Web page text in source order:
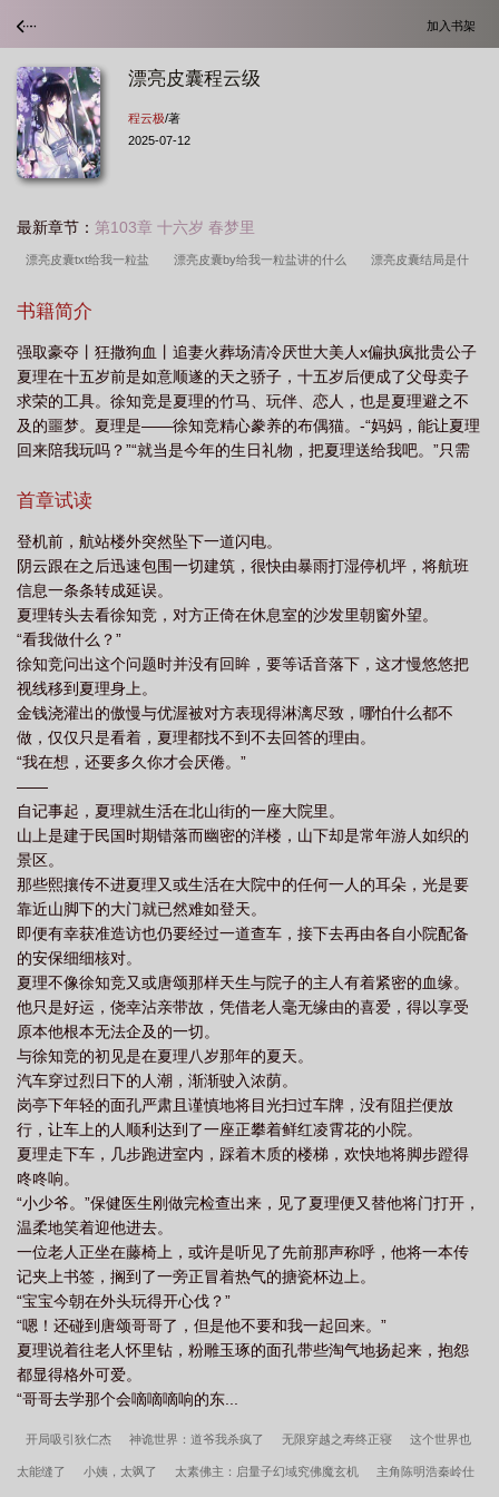
加入书架
漂亮皮囊程云级
程云极/著
2025-07-12
最新章节： 第103章 十六岁 春梦里
漂亮皮囊txt给我一粒盐 漂亮皮囊by给我一粒盐讲的什么 漂亮皮囊结局是什
亮 漂亮皮囊千篇一律
的皮囊是什么意思 漂亮皮囊百度 漂亮皮囊讲的是什么 漂亮皮囊是BE还是
HE结局 漂亮皮囊讲了什么 漂亮皮囊在线阅读 漂亮皮囊喻唯仪免费阅读笔
趣阁 漂亮皮囊TXT给我一粒盐 漂亮皮囊推文 漂亮皮囊三个结局 漂亮皮
囊讲的什么故事 漂亮皮囊结局 漂亮皮囊by给我一粒盐讲了什么 漂亮皮囊
喻唯仪 漂亮皮囊by给我一粒盐结局是什么
免费阅读 漂亮皮囊番外
阁 漂亮皮囊by给我一粒盐免费阅读讲的什么 漂亮皮囊千千万下一句
皮囊简介 有趣灵魂万里挑一
粒盐讲的什么 漂亮皮囊程云级
程云免费阅读极 漂亮皮囊by请给我一粒盐 有趣的灵魂 漂亮皮囊给我一粒
盐txt免费阅读 漂亮皮囊by 漂亮皮囊TXT 漂亮的皮囊千篇一律下一句是什
仪 漂亮皮囊程云极 漂亮皮囊给我一粒盐免费阅读
笔趣阁 漂亮皮囊by给我一粒盐多少字
书籍简介
强取豪夺丨狂撒狗血丨追妻火葬场清冷厌世大美人x偏执疯批贵公子
夏理在十五岁前是如意顺遂的天之骄子，十五岁后便成了父母卖子
求荣的工具。徐知竞是夏理的竹马、玩伴、恋人，也是夏理避之不
及的噩梦。夏理是——徐知竞精心豢养的布偶猫。-“妈妈，能让夏理
回来陪我玩吗？”“就当是今年的生日礼物，把夏理送给我吧。”只需
的条件。仅仅不到一个月，危机就化作了一次令人心惊的机遇。而
夏理。“夏理，只要你听话，妈妈很快就会接你回家。”从这天起，夏
理成为了徐知竞的所有物，谁也不能碰，谁也抢不走。-徐知竞傲慢
地以为夏理永远都会是自己手中的牵线玩偶。然而真正想要逃走的
人哪是关得住的。夏理在某个寻常的夜晚彻底消失，哪怕徐知竞翻
遍整座城市也没能再将他找回来。重逢已是三年后。熟悉的身影猝
不及防闯入眼底。酒会散场，徐知竞眼睁睁看着夏理随另一个男人
坐上一辆幻影。他骗了自己三年，所谓的余情未了不过是心有不
甘。可一切伪装终究随着夏理的出现而破碎。徐知竞嫉妒、愤懑、
斯文崩盘。他无法自控地追了上去，紧紧攥住夏理的手腕，将日思
夜想的人又一次压在了晦暗的角落。“你是不是就只有这点本事？！”
“既然如此，还从我身边逃什么？”-三年后的重逢，夏理早已不像曾
经那样无措。他回眸，将指尖一寸寸从对方的掌心抽离。“徐知竞。”
“我们之间……早就结束了吧？”————食用说明：1.1v1，双洁。
2.受有点自毁倾向。3.攻前期没嘴，但占有欲爆棚，且狂给老婆花
钱。4.主线是攻受爱情，支线有一点点豪门兴衰。5.海外背景，无原
型。“我叫夏理。夏天的夏，真理的理。”“徐知竞。”
首章试读
登机前，航站楼外突然坠下一道闪电。
阴云跟在之后迅速包围一切建筑，很快由暴雨打湿停机坪，将航班
信息一条条转成延误。
夏理转头去看徐知竞，对方正倚在休息室的沙发里朝窗外望。
“看我做什么？”
徐知竞问出这个问题时并没有回眸，要等话音落下，这才慢悠悠把
视线移到夏理身上。
金钱浇灌出的傲慢与优渥被对方表现得淋漓尽致，哪怕什么都不
做，仅仅只是看着，夏理都找不到不去回答的理由。
“我在想，还要多久你才会厌倦。”
——
自记事起，夏理就生活在北山街的一座大院里。
山上是建于民国时期错落而幽密的洋楼，山下却是常年游人如织的
景区。
那些熙攘传不进夏理又或生活在大院中的任何一人的耳朵，光是要
靠近山脚下的大门就已然难如登天。
即便有幸获准造访也仍要经过一道查车，接下去再由各自小院配备
的安保细细核对。
夏理不像徐知竞又或唐颂那样天生与院子的主人有着紧密的血缘。
他只是好运，侥幸沾亲带故，凭借老人毫无缘由的喜爱，得以享受
原本他根本无法企及的一切。
与徐知竞的初见是在夏理八岁那年的夏天。
汽车穿过烈日下的人潮，渐渐驶入浓荫。
岗亭下年轻的面孔严肃且谨慎地将目光扫过车牌，没有阻拦便放
行，让车上的人顺利达到了一座正攀着鲜红凌霄花的小院。
夏理走下车，几步跑进室内，踩着木质的楼梯，欢快地将脚步蹬得
咚咚响。
“小少爷。”保健医生刚做完检查出来，见了夏理便又替他将门打开，
温柔地笑着迎他进去。
一位老人正坐在藤椅上，或许是听见了先前那声称呼，他将一本传
记夹上书签，搁到了一旁正冒着热气的搪瓷杯边上。
“宝宝今朝在外头玩得开心伐？”
“嗯！还碰到唐颂哥哥了，但是他不要和我一起回来。”
夏理说着往老人怀里钻，粉雕玉琢的面孔带些淘气地扬起来，抱怨
都显得格外可爱。
“哥哥去学那个会嘀嘀嘀响的东...
开局吸引狄仁杰 神诡世界：道爷我杀疯了 无限穿越之寿终正寝 这个世界也
太能缝了 小姨，太飒了 太素佛主：启量子幻域究佛魔玄机 主角陈明浩秦岭仕